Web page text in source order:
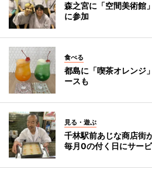
森之宮に「空間美術
に参加
食べる
都島に「喫茶オレン
ースも
見る・遊ぶ
千林駅前あじな商店街
毎月0の付く日にサー